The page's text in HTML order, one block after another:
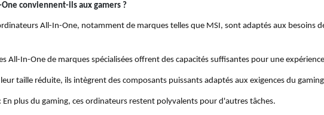
conviennent-ils aux gamers ?
All-In-One, notamment de marques telles que MSI, sont adaptés aux besoins
All-In-One de marques spécialisées offrent des capacités suffisantes pour une
taille réduite, ils intègrent des composants puissants adaptés aux exigences du
plus du gaming, ces ordinateurs restent polyvalents pour d'autres tâches.